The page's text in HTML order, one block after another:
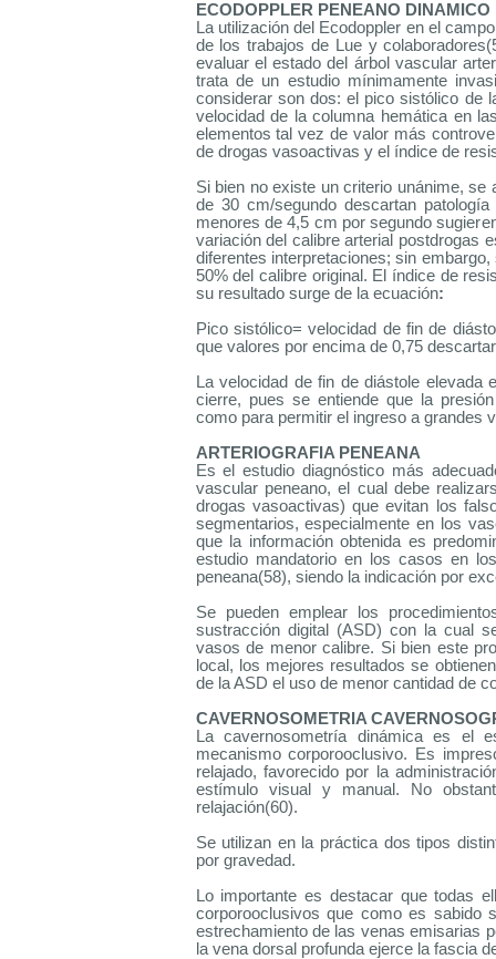
ECODOPPLER PENEANO DINAMICO
La utilización del Ecodoppler en el
de los trabajos de Lue y
evaluar el estado del árbol vascular
trata de un estudio mínimamente
considerar son dos: el pico sistólico de
velocidad de la columna hemática en
elementos tal vez de valor más
de drogas vasoactivas y el índice de
Si bien no existe un criterio unánime,
de 30 cm/segundo descartan
menores de 4,5 cm por segundo
variación del calibre arterial postdrogas
diferentes interpretaciones; sin
50% del calibre original. El índice de
su resultado surge de la ecuación:
Pico sistólico= velocidad de fin de
que valores por encima de 0,75
La velocidad de fin de diástole
cierre, pues se entiende que la
como para permitir el ingreso a grandes
ARTERIOGRAFIA PENEANA
Es el estudio diagnóstico más
vascular peneano, el cual debe
drogas vasoactivas) que evitan los
segmentarios, especialmente en los
que la información obtenida es
estudio mandatorio en los casos en
peneana(58), siendo la indicación por
Se pueden emplear los
sustracción digital (ASD) con la cual
vasos de menor calibre. Si bien este
local, los mejores resultados se
de la ASD el uso de menor cantidad de
CAVERNOSOMETRIA
La cavernosometría dinámica es el
mecanismo corporooclusivo. Es
relajado, favorecido por la
estímulo visual y manual. No
relajación(60).
Se utilizan en la práctica dos tipos
por gravedad.
Lo importante es destacar que todas
corporooclusivos que como es sabido
estrechamiento de las venas emisarias
la vena dorsal profunda ejerce la fascia